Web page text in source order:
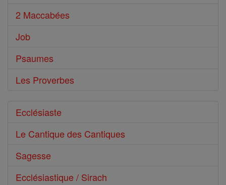
2 Maccabées
Job
Psaumes
Les Proverbes
Ecclésiaste
Le Cantique des Cantiques
Sagesse
Ecclésiastique / Sirach